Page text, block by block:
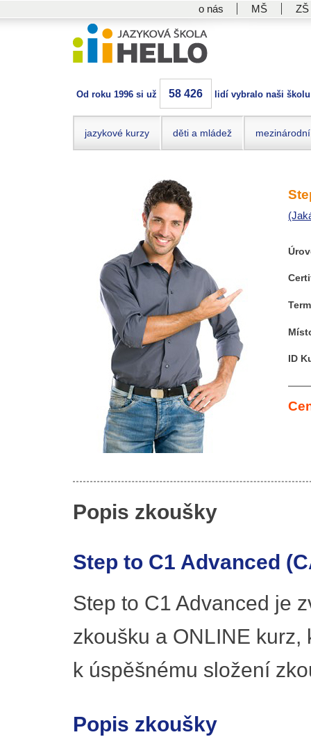
o nás MŠ ZŠ
Od roku 1996 si už 58 426 lidí vybralo naši
jazykové kurzy děti a mládež
ID
Popis zkoušky
Step to C1 Advanced
Step to C1 Advanced je
zkoušku a ONLINE kurz,
k úspěšnému složení
Popis zkoušky